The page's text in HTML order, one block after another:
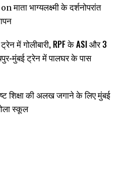
माता भाग्यलक्ष्मी के दर्शनोपरांत
में गोलीबारी, RPF के ASI और 3
मुंबई ट्रेन में पालघर के पास
शिक्षा की अलख जगाने के लिए मुंबई
स्कूल